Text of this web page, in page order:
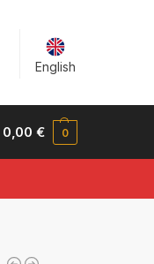
English
0,00€ 0